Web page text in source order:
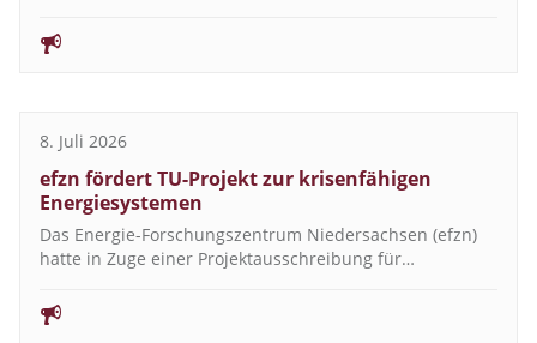
8. Juli 2026
efzn fördert TU-Projekt zur krisenfähigen
Energiesystemen
Das Energie-Forschungszentrum Niedersachsen (efzn)
hatte in Zuge einer Projektausschreibung für…